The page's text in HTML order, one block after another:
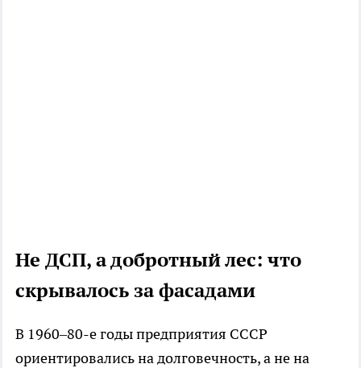
Не ДСП, а добротный лес: что
скрывалось за фасадами
В 1960–80-е годы предприятия СССР
ориентировались на долговечность, а не на